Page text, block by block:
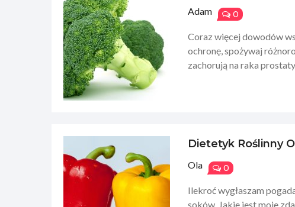
Adam 0
Coraz więcej dowodów
ochronę, spożywaj
zachorują na raka
Dietetyk Roślinny
Ola 0
Ilekroć wygłaszam
soków. Jakie jest moje